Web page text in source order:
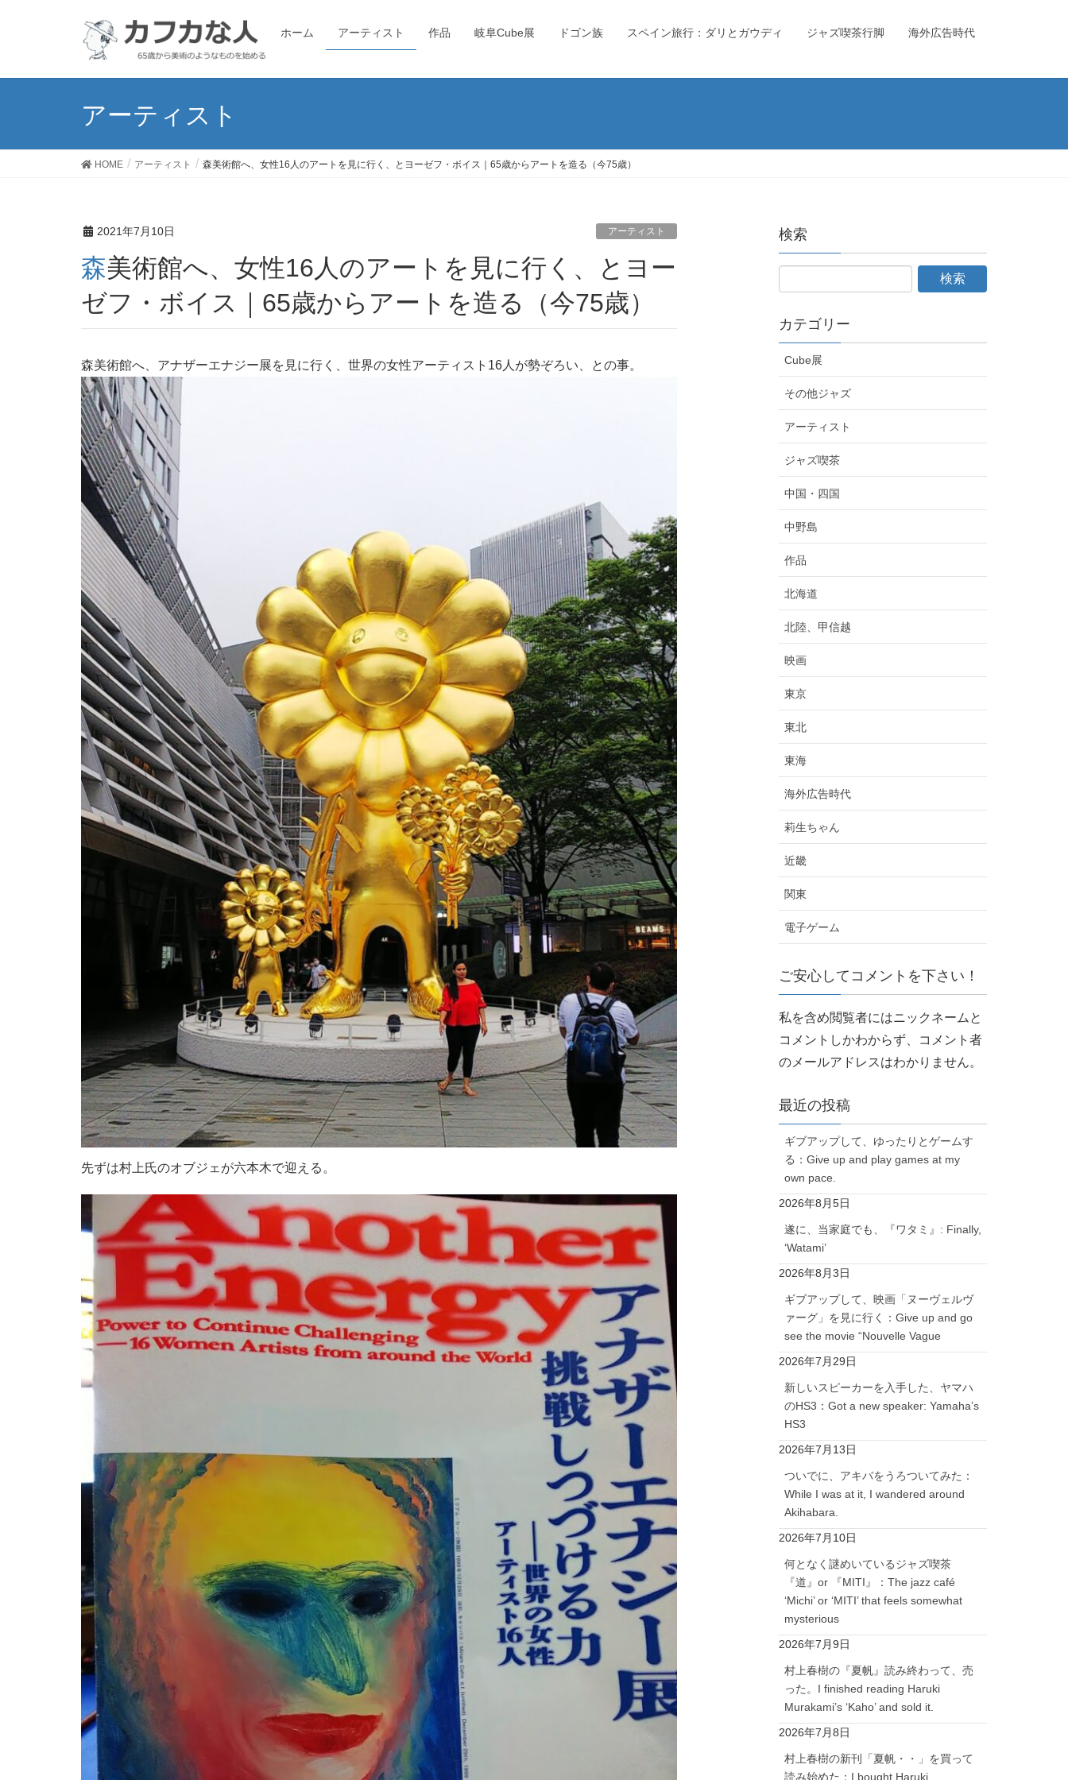
ホーム アーティスト 作品 岐阜Cube展 ドゴン族 スペイン旅行：ダリとガウディ ジャズ喫茶行脚 海外広告時代
アーティスト
HOME アーティスト 森美術館へ、女性16人のアートを見に行く、とヨーゼフ・ボイス｜65歳からアートを造る（今75歳）
2021年7月10日 アーティスト
森美術館へ、女性16人のアートを見に行く、とヨー
ゼフ・ボイス｜65歳からアートを造る（今75歳）
森美術館へ、アナザーエナジー展を見に行く、世界の女性アーティスト16人が勢ぞろい、との事。
先ずは村上氏のオブジェが六本木で迎える。
検索
カテゴリー
Cube展
その他ジャズ
アーティスト
ジャズ喫茶
中国・四国
中野島
作品
北海道
北陸、甲信越
映画
東京
東北
東海
海外広告時代
莉生ちゃん
近畿
関東
電子ゲーム
ご安心してコメントを下さい！
私を含め閲覧者にはニックネームと
コメントしかわからず、
コメント者
のメールアドレスはわかりません。
最近の投稿
ギブアップして、ゆったりとゲームす
る：Give up and play games at my
own pace.
2026年8月5日
遂に、当家庭でも、『ワタミ』: Finally,
‘Watami’
2026年8月3日
ギブアップして、映画「ヌーヴェルヴ
ァーグ」を見に行く：Give up and go
see the movie “Nouvelle Vague
2026年7月29日
新しいスピーカーを入手した、ヤマハ
のHS3：Got a new speaker: Yamaha’s
HS3
2026年7月13日
ついでに、アキバをうろついてみた：
While I was at it, I wandered around
Akihabara.
2026年7月10日
何となく謎めいているジャズ喫茶
『道』or 『MITI』：The jazz café
‘Michi’ or ‘MITI’ that feels somewhat
mysterious
2026年7月9日
村上春樹の『夏帆』読み終わって、売
った。I finished reading Haruki
Murakami’s ‘Kaho’ and sold it.
2026年7月8日
村上春樹の新刊「夏帆・・」を買って
読み始めた：I bought Haruki